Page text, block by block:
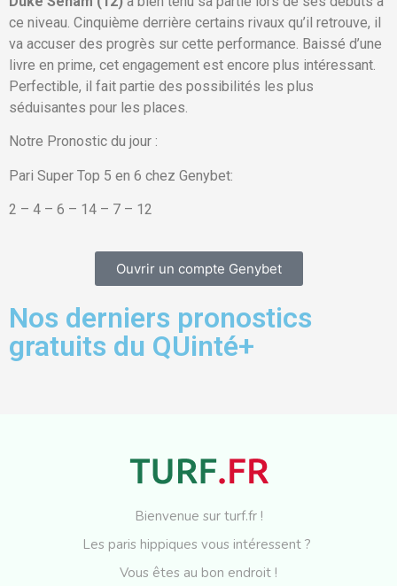
ce niveau. Cinquième derrière certains rivaux qu’il retrouve, il
va accuser des progrès sur cette performance. Baissé d’une
livre en prime, cet engagement est encore plus intéressant.
Perfectible, il fait partie des possibilités les plus
séduisantes pour les places.
Notre Pronostic du jour :
Pari Super Top 5 en 6 chez Genybet:
2 – 4 – 6 – 14 – 7 – 12
Ouvrir un compte Genybet
Nos derniers pronostics
gratuits du QUinté+
Bienvenue sur turf.fr !
Les paris hippiques vous intéressent ?
Vous êtes au bon endroit !